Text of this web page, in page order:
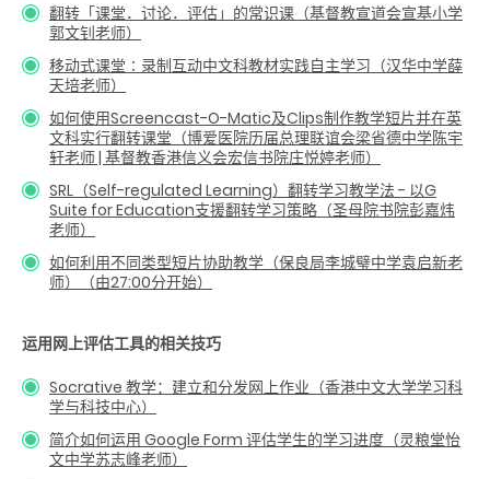
翻转「课堂．讨论．评估」的常识课（基督教宣道会宣基小学
郭文钊老师）
移动式课堂∶录制互动中文科教材实践自主学习（汉华中学薛
天培老师）
如何使用Screencast-O-Matic及Clips制作教学短片并在英
文科实行翻转课堂（博爱医院历届总理联谊会梁省德中学陈宇
轩老师 | 基督教香港信义会宏信书院庄悦婷老师）
SRL（Self-regulated Learning）翻转学习教学法 - 以G
Suite for Education支援翻转学习策略（圣母院书院彭嘉炜
老师）
如何利用不同类型短片协助教学（保良局李城璧中学袁启新老
师）（由27:00分开始）
运用网上评估工具的相关技巧
Socrative 教学：建立和分发网上作业（香港中文大学学习科
学与科技中心）
简介如何运用 Google Form 评估学生的学习进度（灵粮堂怡
文中学苏志峰老师）